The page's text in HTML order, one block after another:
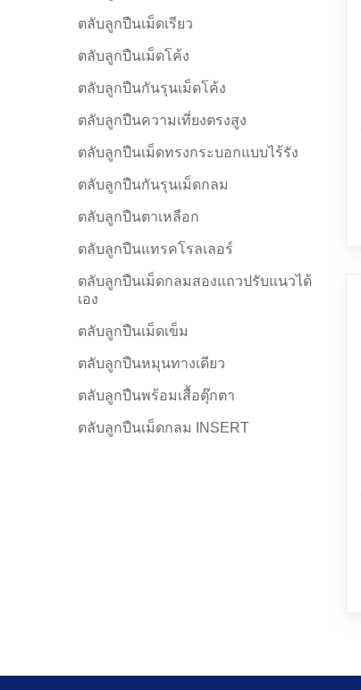
ตลับลูกปืนเม็ดเรียว
ตลับลูกปืนเม็ดโค้ง
ตลับลูกปืนกันรุนเม็ดโค้ง
ตลับลูกปืนความเที่ยงตรงสูง
ตลับลูกปืนเม็ดทรงกระบอกแบบไร้รัง
ตลับลูกปืนกันรุนเม็ดกลม
ตลับลูกปืนตาเหลือก
ตลับลูกปืนแทรคโรลเลอร์
ตลับลูกปืนเม็ดกลมสองแถวปรับแนวได้
เอง
ตลับลูกปืนเม็ดเข็ม
ตลับลูกปืนหมุนทางเดียว
ตลับลูกปืนพร้อมเสื้อตุ๊กตา
ตลับลูกปืนเม็ดกลม INSERT